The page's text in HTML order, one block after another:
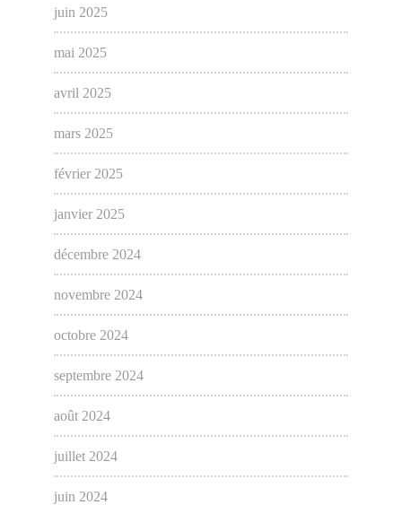
juin 2025
mai 2025
avril 2025
mars 2025
février 2025
janvier 2025
décembre 2024
novembre 2024
octobre 2024
septembre 2024
août 2024
juillet 2024
juin 2024